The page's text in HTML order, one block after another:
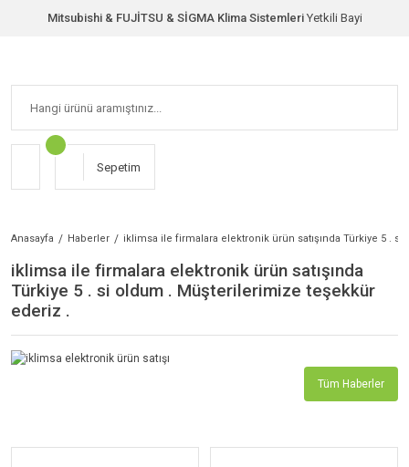
Mitsubishi & FUJİTSU & SİGMA Klima Sistemleri Yetkili Bayi
Sepetim
Anasayfa Haberler iklimsa ile firmalara elektronik ürün satışında Türkiye 5 .
iklimsa ile firmalara elektronik ürün satışında
Türkiye 5 . si oldum . Müşterilerimize teşekkür
ederiz .
Tüm Haberler